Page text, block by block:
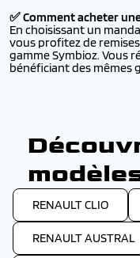
✅ Comment acheter
En choisissant un
vous profitez de
gamme Symbioz. Vous
bénéficiant des mêmes
RENAULT CLIO
RENAULT AUSTRAL